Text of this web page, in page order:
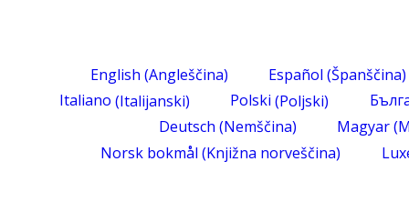
English (Angleščina) Español (Španščina)
Italiano (Italijanski) Polski (Poljski)
Deutsch (Nemščina) Magyar(
Norsk bokmål (Knjižna norveščina)